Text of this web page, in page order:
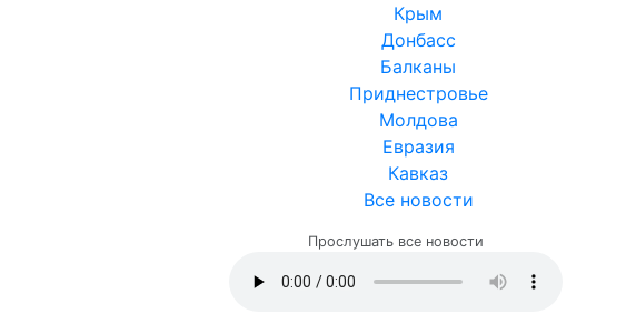
Крым
Донбасс
Балканы
Приднестровье
Молдова
Евразия
Кавказ
Все новости
Прослушать все новости